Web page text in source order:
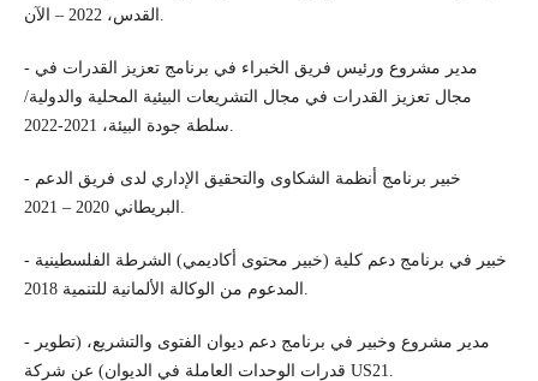
- مدير مشروع ورئيس فريق الخبراء في برنامج تعزيز القدرات في
مجال تعزيز القدرات في مجال التشريعات البيئية المحلية والدولية/
- خبير برنامج أنظمة الشكاوى والتحقيق الإداري لدى فريق الدعم
- خبير في برنامج دعم كلية (خبير محتوى أكاديمي) الشرطة الفلسطينية
- مدير مشروع وخبير في برنامج دعم ديوان الفتوى والتشريع، (تطوير
قدرات الوحدات العاملة في الديوان) عن شركة US21.